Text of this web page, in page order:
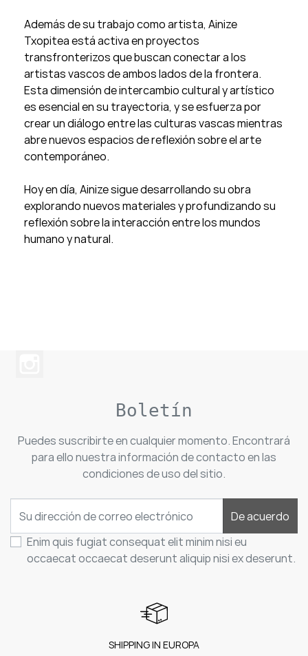
Además de su trabajo como artista, Ainize
Txopitea está activa en proyectos
transfronterizos que buscan conectar a los
artistas vascos de ambos lados de la frontera.
Esta dimensión de intercambio cultural y artístico
es esencial en su trayectoria, y se esfuerza por
crear un diálogo entre las culturas vascas mientras
abre nuevos espacios de reflexión sobre el arte
contemporáneo.
Hoy en día, Ainize sigue desarrollando su obra
explorando nuevos materiales y profundizando su
reflexión sobre la interacción entre los mundos
humano y natural.
Boletín
Puedes suscribirte en cualquier momento. Encontrará
para ello nuestra información de contacto en las
condiciones de uso del sitio.
De acuerdo
Enim quis fugiat consequat elit minim nisi eu
occaecat occaecat deserunt aliquip nisi ex deserunt.
SHIPPING IN EUROPA